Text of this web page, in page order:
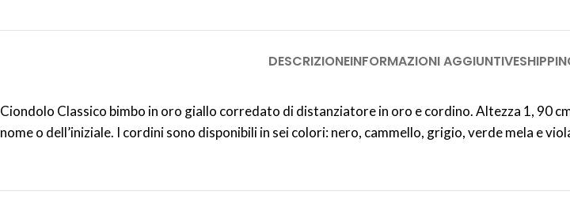
DESCRIZIONEINFORMAZIONI AGGIUNTIVE
Ciondolo Classico bimbo in oro giallo corredato di distanziatore in oro e cordino. Altezza 1, 90
nome o dell’iniziale. I cordini sono disponibili in sei colori: nero, cammello, grigio, verde mela e